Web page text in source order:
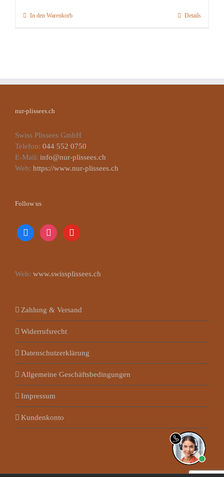
In den Warenkorb Details
nur-plissees.ch
Swiss Plissees GmbH
Telefon: 044 552 0750
E-Mail: info@nur-plissees.ch
Web: https://www.nur-plissees.ch
Follow us
facebookinstagramyoutube
Web: www.swissplissees.ch
Zahlung & Versand
Widerrufsrecht
Datenschutzerklärung
Allgemeine Geschäftsbedingungen
Impressum
Kundenkonto